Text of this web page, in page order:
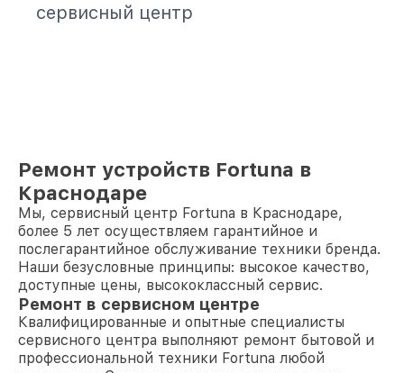
сервисный центр
Ремонт устройств Fortuna в
Краснодаре
Мы, сервисный центр Fortuna в Краснодаре,
более 5 лет осуществляем гарантийное и
послегарантийное обслуживание техники бренда.
Наши безусловные принципы: высокое качество,
доступные цены, высококлассный сервис.
Ремонт в сервисном центре
Квалифицированные и опытные специалисты
сервисного центра выполняют ремонт бытовой и
профессиональной техники Fortuna любой